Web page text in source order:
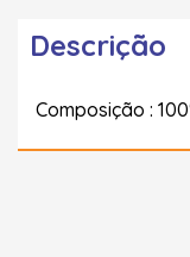
Descrição
Composição :